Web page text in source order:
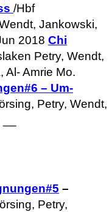
/Hbf
Jankowski,
2018 Chi
Petry, Wendt,
Al- Amrie Mo.
– Um-
Petry, Wendt,
–
Petry,